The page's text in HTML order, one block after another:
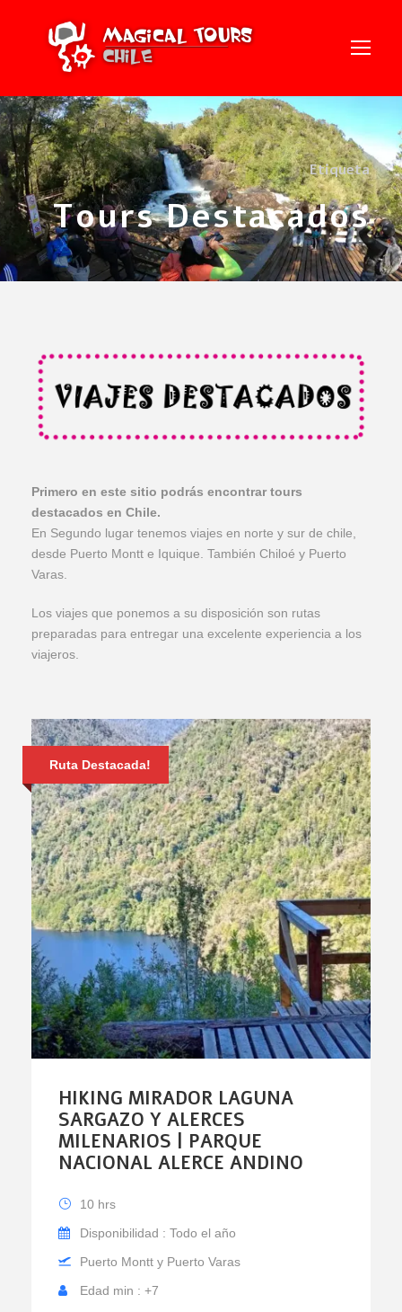
Etiqueta
Tours Destacados
Primero en este sitio podrás encontrar tours
destacados en Chile.
En Segundo lugar tenemos viajes en norte y sur de chile,
desde Puerto Montt e Iquique. También Chiloé y Puerto
Varas.
Los viajes que ponemos a su disposición son rutas
preparadas para entregar una excelente experiencia a los
viajeros.
Ruta Destacada!
HIKING MIRADOR LAGUNA
SARGAZO Y ALERCES
MILENARIOS | PARQUE
NACIONAL ALERCE ANDINO
10 hrs
Disponibilidad : Todo el año
Puerto Montt y Puerto Varas
Edad min : +7